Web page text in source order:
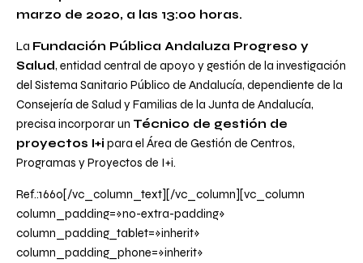
marzo de 2020, a las 13:00 horas.
La Fundación Pública Andaluza Progreso y
Salud, entidad central de apoyo y gestión de la investigación
del Sistema Sanitario Público de Andalucía, dependiente de la
Consejería de Salud y Familias de la Junta de Andalucía,
precisa incorporar un Técnico de gestión de
proyectos I+i para el Área de Gestión de Centros,
Programas y Proyectos de I+i.
Ref.:1660[/vc_column_text][/vc_column][vc_column
column_padding=»no-extra-padding»
column_padding_tablet=»inherit»
column_padding_phone=»inherit»